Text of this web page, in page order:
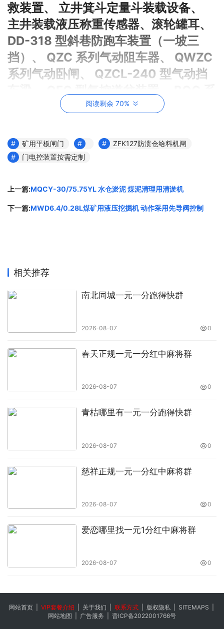
救装置、 立井箕斗定量斗装载设备、
主井装载液压称重传感器、滚轮罐耳、
DD-318 型斜巷防跑车装置（一坡三
挡）、 QZC 系列气动阻车器、 QWZC
系列气动卧闸、 QZCL-240 型气动挡
车梁、 QFC 型气控道岔装置、 BQG 系
列矿用气动隔膜泵、 矿用自动气动隔
QYF 系列矿用气动清淤排污泵、 排矸
及卸矿成套设备 、高位翻车机、 液压
机、DXBL 系列矿用隔爆型锂离子蓄电
池电源、 DXJL 系列矿用隔爆兼本安型
ZPW12 矿用无线自动洒水降尘装置、
ZCYS127 矿用采煤机尘源跟踪洒水降
电控装置（自动风门） 、智能风门远程
护装置、 ZKC127(A) 矿用司控道岔装
无线遥控装置、 ZFK127 矿用防溃仓闸
门用电控装置、 ZJB127 矿用人员接近
报警装置、 ZTK127 矿用推车机用电控
ZMK127 主要泵房防水密闭门电控装
置、 KXJ127(A) 矿用隔爆兼本安型
本安型 PLC 控制器、 KXJ1140 矿用隔
用本安型操作台、 煤矿用隔爆型低压电
、KBA12 矿用本安型摄像仪、
KBA12J 矿用本安型报警摄像仪 、
KBA12R 矿用本安型热成像摄像仪、
阅读剩余 70%
矿用平板闸门
ZFK127防溃仓给料机闸
门电控装置按需定制
上一篇:MQCY-30/75.75YL 水仓淤泥 煤泥清理用清淤机
下一篇:MWD6.4/0.28L煤矿用液压挖掘机 动作采用先导阀控制
相关推荐
南北同城一元一分跑得快群
2026-08-07 0
春天正规一元一分红中麻将群
2026-08-07 0
青桔哪里有一元一分跑得快群
2026-08-07 0
慈祥正规一元一分红中麻将群
2026-08-07 0
爱恋哪里找一元1分红中麻将群
2026-08-07 0
网站首页| VIP套餐介绍 关于我们 联系方式| 版权隐私| SITEMAPS
网站地图
广告服务 晋ICP备2022001766号